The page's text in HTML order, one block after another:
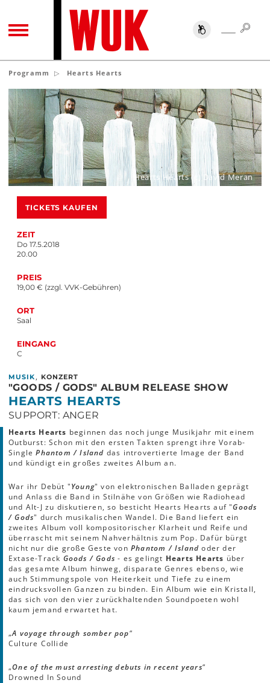
TOGGLE NAVIGATION SUCHE
Programm Hearts Hearts
TICKETS KAUFEN
ZEIT
Do 17.5.2018
20.00
PREIS
19,00 € (zzgl. VVK-Gebühren)
ORT
Saal
EINGANG
C
Hearts Hearts (c) David Meran
MUSIK , KONZERT
"GOODS / GODS" ALBUM RELEASE SHOW
HEARTS HEARTS
SUPPORT: ANGER
Hearts Hearts beginnen das noch junge Musikjahr mit einem
Outburst: Schon mit den ersten Takten sprengt ihre Vorab-
SinglePhantom / Island das introvertierte Image der Band
und kündigt ein großes zweites Album an.
War ihr Debüt "Young" von elektronischen Balladen geprägt
und Anlass die Band in Stilnähe von Größen wie Radiohead
und Alt-J zu diskutieren, so besticht Hearts Hearts auf "Goods
/ Gods" durch musikalischen Wandel. Die Band liefert ein
zweites Album voll kompositorischer Klarheit und Reife und
überrascht mit seinem Nahverhältnis zum Pop. Dafür bürgt
nicht nur die große Geste von Phantom / Island oder der
Extase-Track Goods / Gods - es gelingt Hearts Hearts über
das gesamte Album hinweg, disparate Genres ebenso, wie
auch Stimmungspole von Heiterkeit und Tiefe zu einem
eindrucksvollen Ganzen zu binden. Ein Album wie ein Kristall,
das sich von den vier zurückhaltenden Soundpoeten wohl
kaum jemand erwartet hat.
„A voyage through somber pop“
Culture Collide
„One of the must arresting debuts in recent years“
Drowned In Sound